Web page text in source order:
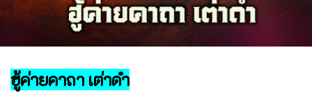
ฮู้ค่ายคาถา เต่าดำ